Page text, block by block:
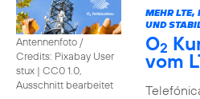
Antennenfoto /
Credits: Pixabay User
stux | CC0 1.0,
Ausschnitt bearbeitet
MEHR LTE,
UND
O2
vom